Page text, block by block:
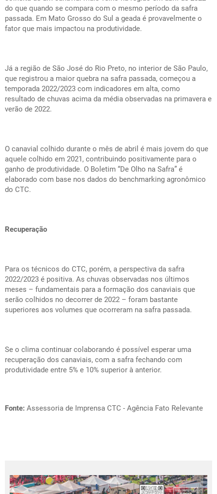
do que quando se compara com o mesmo período da safra
passada. Em Mato Grosso do Sul a geada é provavelmente o
fator que mais impactou na produtividade.
Já a região de São José do Rio Preto, no interior de São Paulo,
que registrou a maior quebra na safra passada, começou a
temporada 2022/2023 com indicadores em alta, como
resultado de chuvas acima da média observadas na primavera e
verão de 2022.
O canavial colhido durante o mês de abril é mais jovem do que
aquele colhido em 2021, contribuindo positivamente para o
ganho de produtividade. O Boletim “De Olho na Safra” é
elaborado com base nos dados do benchmarking agronômico
do CTC.
Recuperação
Para os técnicos do CTC, porém, a perspectiva da safra
2022/2023 é positiva. As chuvas observadas nos últimos
meses – fundamentais para a formação dos canaviais que
serão colhidos no decorrer de 2022 – foram bastante
superiores aos volumes que ocorreram na safra passada.
Se o clima continuar colaborando é possível esperar uma
recuperação dos canaviais, com a safra fechando com
produtividade entre 5% e 10% superior à anterior.
Fonte: Assessoria de Imprensa CTC - Agência Fato Relevante